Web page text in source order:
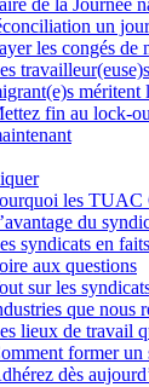
de la Journée
un
les congés de
méritent
fin au lock-
les TUAC
du
syndicats en faits
aux questions
sur les
que nous
lieux de travail
former un
dès